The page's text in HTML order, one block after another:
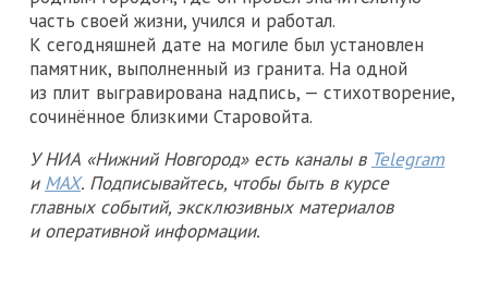
часть своей жизни, учился и работал.
К сегодняшней дате на могиле был установлен
памятник, выполненный из гранита. На одной
из плит выгравирована надпись, — стихотворение,
сочинённое близкими Старовойта.
У НИА «Нижний Новгород» есть каналы в Telegram
и MAX. Подписывайтесь, чтобы быть в курсе
главных событий, эксклюзивных материалов
и оперативной информации.